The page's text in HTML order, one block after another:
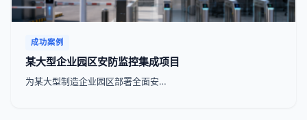
成功案例
某大型企业园区安防监控集成项目
为某大型制造企业园区部署全面安…